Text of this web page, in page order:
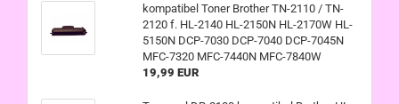
kompatibel Toner Brother TN-2110 / TN-
2120 f. HL-2140 HL-2150N HL-2170W HL-
5150N DCP-7030 DCP-7040 DCP-7045N
MFC-7320 MFC-7440N MFC-7840W
19,99 EUR